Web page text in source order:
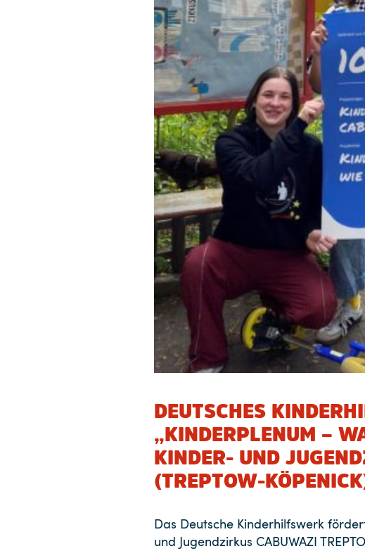
DEUTSCHES
„KINDERPLENUM –
KINDER- UND
(TREPTOW-
Das Deutsche Kinderhilfswerk
und Jugendzirkus CABUWAZI